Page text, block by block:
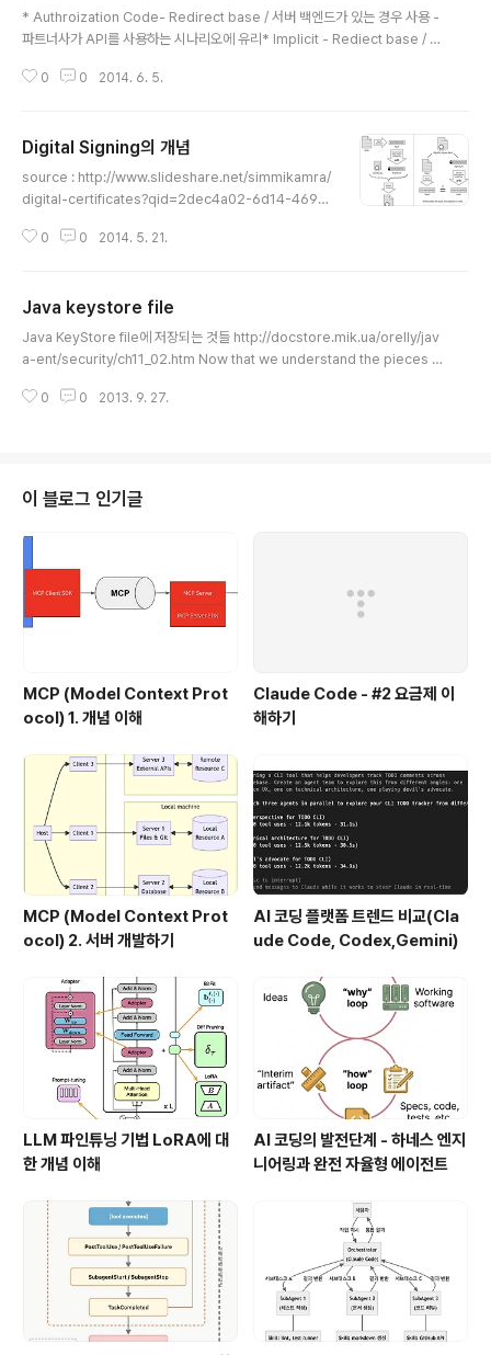
credential 등이 노출 될 수 있으니, 주로 Read only 용
도로 많이 사용함. accessToken이 노출될것을 전제로
Used in public ..
* Authroization Code- Redirect base / 서버 백엔드가 있는 경우 사용 -
파트너사가 API를 사용하는 시나리오에 유리* Implicit - Rediect base / 특
Resource Owner Password Credential - Client Id, Secret을 앱에
유용함 (자사 API 제공에 유용)* Client Crendetial- 유용한 Link서버 구현
체 : http://oauth...
0 0 2014. 6. 5.
Digital Signing의 개념
source : http://www.slideshare.net/simmikamra/
digital-certificates?qid=2dec4a02-6d14-4694-
=1 0 0 2014. 5. 21.
Java keystore file
Java KeyStore file에 저장되는 것들 http://docstore.mik.ua/orelly/jav
a-ent/security/ch11_02.htm Now that we understand the pieces t
of key management itself. From an administrative perspective, th
0 0 2013. 9. 27.
이 블로그 인기글
MCP (Model Context Prot
ocol) 1. 개념 이해
Claude Code - #2 요금제 이
해하기
MCP (Model Context Prot
ocol) 2. 서버 개발하기
AI 코딩 플랫폼 트렌드 비교(Cla
ude Code, Codex,Gemini)
LLM 파인튜닝 기법 LoRA에 대
한 개념 이해
AI 코딩의 발전단계 - 하네스 엔지
니어링과 완전 자율형 에이전트